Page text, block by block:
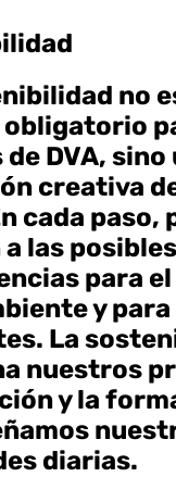
no
DVA, sino
creativa
cada paso,
las posibles
para el
y
La
nuestros
y la
diarias.